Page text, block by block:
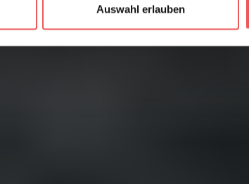
Auswahl erlauben